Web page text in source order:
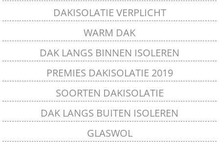
DAKISOLATIE VERPLICHT
WARM DAK
DAK LANGS BINNEN ISOLEREN
PREMIES DAKISOLATIE 2019
SOORTEN DAKISOLATIE
DAK LANGS BUITEN ISOLEREN
GLASWOL